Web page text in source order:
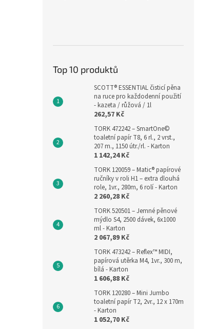
Top 10 produktů
SCOTT® ESSENTIAL čisticí pěna
na ruce pro každodenní použití
- kazeta / růžová / 1l
262,57 Kč
TORK 472242 – SmartOne©
toaletní papír T8, 6 rl., 2 vrst.,
207 m., 1150 útr./rl. - Karton
1 142,24 Kč
TORK 120059 – Matic® papírové
ručníky v roli H1 – extra dlouhá
role, 1vr., 280m, 6 rolí - Karton
2 260,28 Kč
TORK 520501 – Jemné pěnové
mýdlo S4, 2500 dávek, 6x1000
ml - Karton
2 067,89 Kč
TORK 473242 – Reflex™ MIDI,
papírová utěrka M4, 1vr., 300 m,
bílá - Karton
1 606,88 Kč
TORK 120280 – Mini Jumbo
toaletní papír T2, 2vr., 12 x 170m
- Karton
1 052,70 Kč